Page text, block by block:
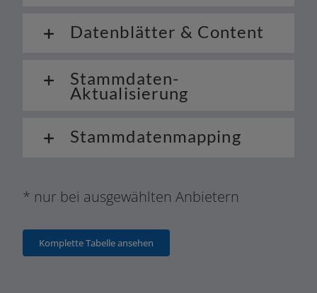
Datenblätter & Content
Stammdaten-
Aktualisierung
Stammdatenmapping
* nur bei aus­ge­wähl­ten Anbietern
Komplette Tabelle ansehen